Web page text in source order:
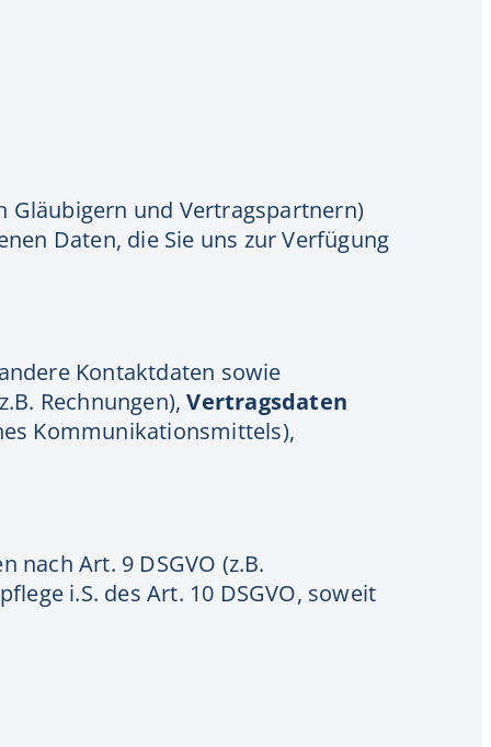
Gläubigern und Vertragspartnern)
Daten, die Sie uns zur Verfügung
Kontaktdaten sowie
Rechnungen),Vertragsdaten
Kommunikationsmittels),
nach Art. 9 DSGVO (z.B.
i.S. des Art. 10 DSGVO, soweit